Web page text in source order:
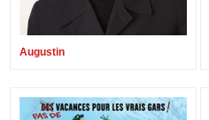
Augustin